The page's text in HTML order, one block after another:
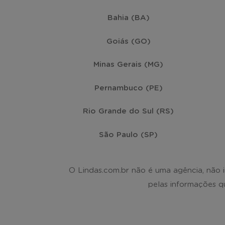
Bahia (BA)
Goiás (GO)
Minas Gerais (MG)
Pernambuco (PE)
Rio Grande do Sul (RS)
São Paulo (SP)
O Lindas.com.br não é uma agência,
pelas informações